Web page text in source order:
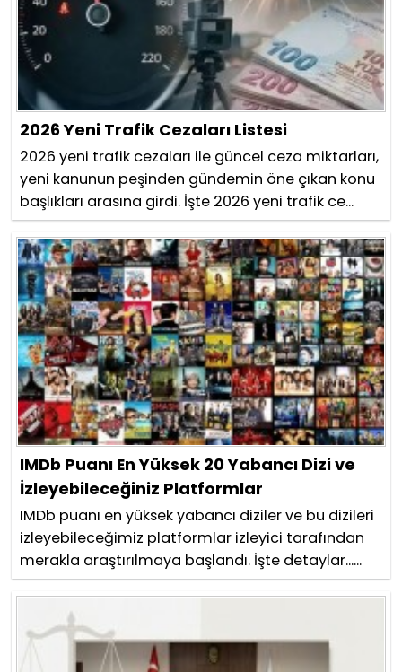
2026 Yeni Trafik Cezaları Listesi
2026 yeni trafik cezaları ile güncel ceza miktarları,
yeni kanunun peşinden gündemin öne çıkan konu
başlıkları arasına girdi. İşte 2026 yeni trafik ce...
IMDb Puanı En Yüksek 20 Yabancı Dizi ve
İzleyebileceğiniz Platformlar
IMDb puanı en yüksek yabancı diziler ve bu dizileri
izleyebileceğimiz platformlar izleyici tarafından
merakla araştırılmaya başlandı. İşte detaylar......